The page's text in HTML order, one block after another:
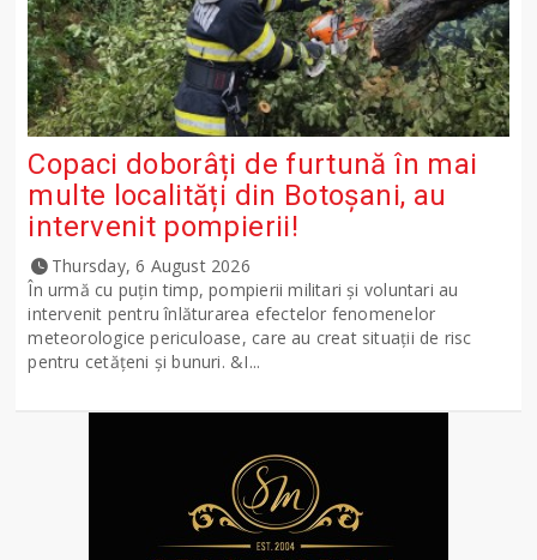
Copaci doborâți de furtună în mai
multe localități din Botoșani, au
intervenit pompierii!
Thursday, 6 August 2026
În urmă cu puțin timp, pompierii militari și voluntari au
intervenit pentru înlăturarea efectelor fenomenelor
meteorologice periculoase, care au creat situații de risc
pentru cetățeni și bunuri. &I...